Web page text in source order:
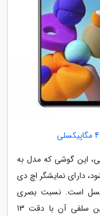
این گوشی که مدل به
محسوب می شود، دارای نمایشگر اچ دی
اینچی با دقت 1600 در 720 پیکسل است. نسبت بصری
نمایشگر این گوشی 20 به 9 بوده و دوربین سلفی آن با دقت 13